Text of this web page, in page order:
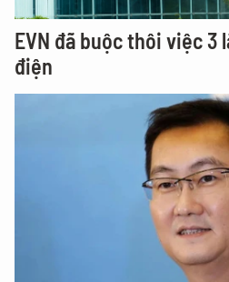
EVN đã buộc thôi việc 3
điện